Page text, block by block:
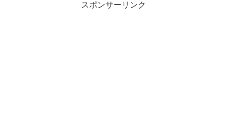
スポンサーリンク